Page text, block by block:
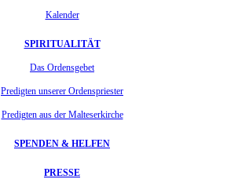
Kalender
SPIRITUALITÄT
Das Ordensgebet
Predigten unserer Ordenspriester
Predigten aus der Malteserkirche
SPENDEN & HELFEN
PRESSE